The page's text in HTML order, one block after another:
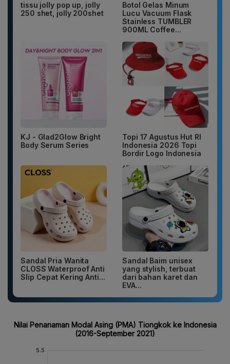
tissu jolly pop up, jolly
250 shet, jolly 200shet
Botol Gelas Minum
Lucu Vacuum Flask
Stainless TUMBLER
900ML Coffee...
KJ - Glad2Glow Bright
Body Serum Series
Topi 17 Agustus Hut RI
Indonesia 2026 Topi
Bordir Logo Indonesia
Sandal Pria Wanita
CLOSS Waterproof Anti
Slip Cepat Kering Anti...
Sandal Baim unisex
yang stylish, terbuat
dari bahan karet dan
EVA...